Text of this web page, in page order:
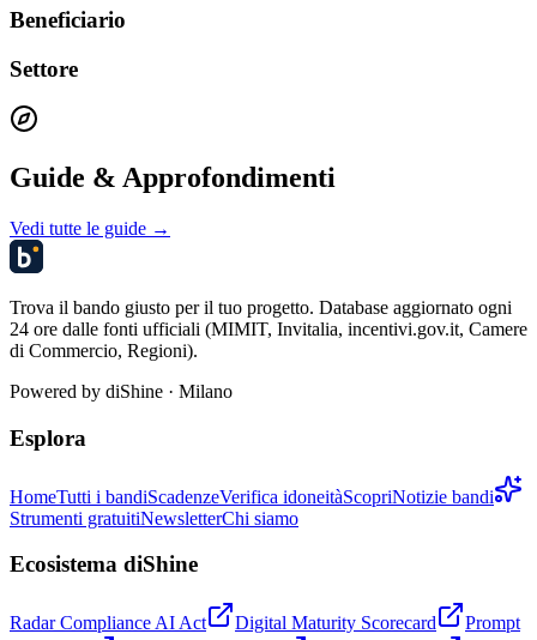
Beneficiario
Settore
Guide & Approfondimenti
Vedi tutte le guide →
Trova il bando giusto per il tuo progetto. Database aggiornato ogni
24 ore dalle fonti ufficiali (MIMIT, Invitalia, incentivi.gov.it, Camere
di Commercio, Regioni).
Powered by diShine · Milano
Esplora
HomeTutti i bandiScadenzeVerifica idoneitàScopriNotizie bandi
Strumenti gratuitiNewsletterChi siamo
Ecosistema diShine
Radar Compliance AI Act Digital Maturity Scorecard Prompt